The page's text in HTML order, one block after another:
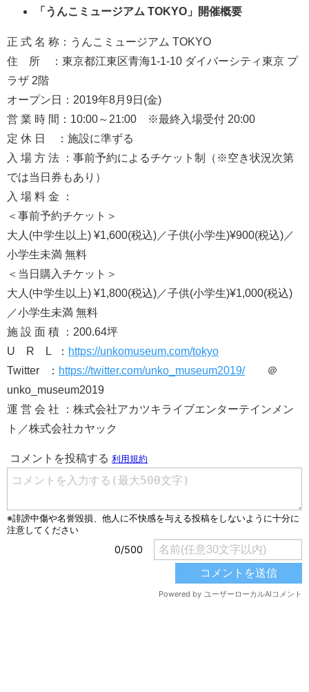
「うんこミュージアム TOKYO」開催概要
正 式 名 称：うんこミュージアム TOKYO
住 所 ：東京都江東区青海1-1-10 ダイバーシティ東京 プ
ラザ 2階
オープン日：2019年8月9日(金)
営 業 時 間：10:00～21:00 ※最終入場受付 20:00
定 休 日 ：施設に準ずる
入 場 方 法 ：事前予約によるチケット制（※空き状況次第
では当日券もあり）
入 場 料 金 ：
＜事前予約チケット＞
大人(中学生以上) ¥1,600(税込)／子供(小学生)¥900(税込)／
小学生未満 無料
＜当日購入チケット＞
大人(中学生以上) ¥1,800(税込)／子供(小学生)¥1,000(税込)
／小学生未満 無料
施 設 面 積 ：200.64坪
U R L ： https://unkomuseum.com/tokyo
Twitter ： https://twitter.com/unko_museum2019/＠
unko_museum2019
運 営 会 社 ：株式会社アカツキライブエンターテインメン
ト／株式会社カヤック